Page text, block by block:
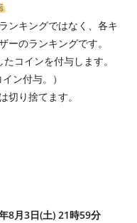
ンキングではなく、各キ
ーのランキングです。
コインを付与します。
ン付与。）
り捨てます。
8月3日(土) 21時59分